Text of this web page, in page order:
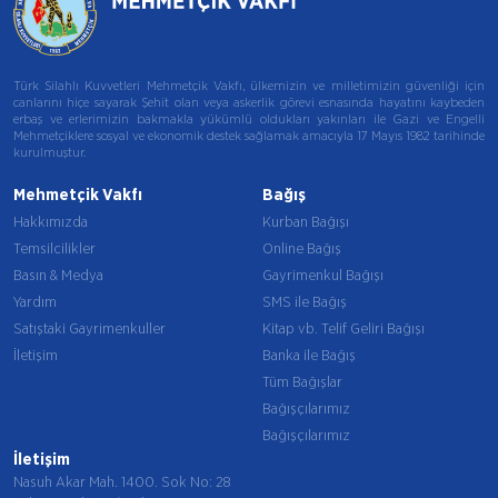
Türk Silahlı Kuvvetleri Mehmetçik Vakfı, ülkemizin ve milletimizin güvenliği için
canlarını hiçe sayarak Şehit olan veya askerlik görevi esnasında hayatını kaybeden
erbaş ve erlerimizin bakmakla yükümlü oldukları yakınları ile Gazi ve Engelli
Mehmetçiklere sosyal ve ekonomik destek sağlamak amacıyla 17 Mayıs 1982 tarihinde
kurulmuştur.
Mehmetçik Vakfı
Hakkımızda
Temsilcilikler
Basın & Medya
Yardım
Satıştaki Gayrimenkuller
İletişim
Bağış
Kurban Bağışı
Online Bağış
Gayrimenkul Bağışı
SMS ile Bağış
Kitap vb. Telif Geliri Bağışı
Banka ile Bağış
Tüm Bağışlar
Bağışçılarımız
Bağışçılarımız
İletişim
Nasuh Akar Mah. 1400. Sok No: 28